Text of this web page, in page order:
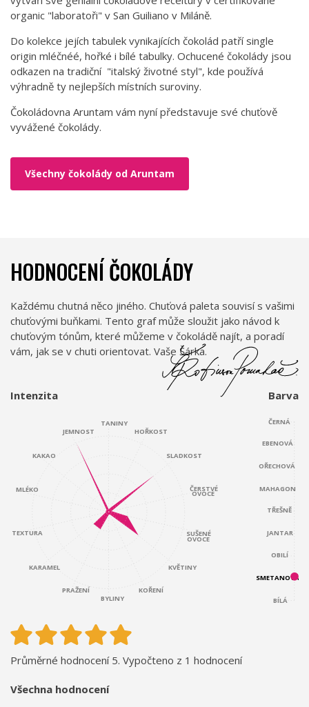
organic "laboratoři" v San Guiliano v Miláně.
Do kolekce jejích tabulek vynikajících čokolád patří single
origin mléčnéé, hořké i bílé tabulky. Ochucené čokolády jsou
odkazen na tradiční "italský životné styl", kde používá
výhradně ty nejlepších místních suroviny.
Čokoládovna Aruntam vám nyní představuje své chuťově
vyvážené čokolády.
Všechny čokolády od Aruntam
HODNOCENÍ ČOKOLÁDY
Každému chutná něco jiného. Chuťová paleta souvisí s vašimi
chuťovými buňkami. Tento graf může sloužit jako návod k
chuťovým tónům, které můžeme v čokoládě najít, a poradí
vám, jak se v chuti orientovat. Vaše Šárka.
Intenzita Barva
ČERNÁ
EBENOVÁ
OŘECHOVÁ
MAHAGON
TŘEŠNĚ
JANTAR
OBILÍ
SMETANOVÁ
BÍLÁ
TANINY
HOŘKOST
SLADKOST
ČERSTVÉ
OVOCE
SUŠENÉ
OVOCE
KVĚTINY
KOŘENÍ
BYLINY
PRAŽENÍ
KARAMEL
TEXTURA
MLÉKO
KAKAO
JEMNOST
Průměrné hodnocení 5. Vypočteno z 1 hodnocení
Všechna hodnocení